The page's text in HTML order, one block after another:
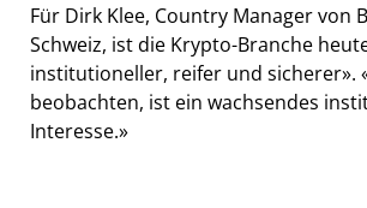
Für Dirk Klee, Country Manager von
Schweiz, ist die Krypto-Branche
institutioneller, reifer und sicherer».
beobachten, ist ein wachsendes
Interesse.»